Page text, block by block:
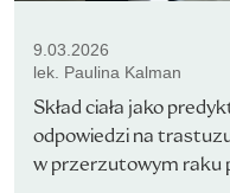
9.03.2026
lek. Paulina Kalman
Skład ciała jako
odpowiedzi na
w przerzutowym raku